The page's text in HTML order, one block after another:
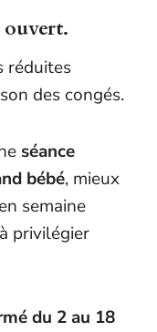
réduites
des congés.
séance
bébé, mieux
semaine
privilégier
du 2 au 18